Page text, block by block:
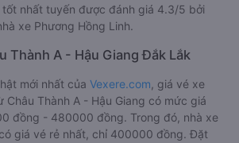
tốt nhất tuyến được đánh giá 4.3/5 bởi
xe Phương Hồng Linh.
Thành A - Hậu Giang Đắk Lắk
mới nhất của Vexere.com , giá vé xe
Thành A - Hậu Giang có mức giá
đồng - 480000 đồng. Trong đó, nhà xe
giá vé rẻ nhất, chỉ 400000 đồng. Đặt